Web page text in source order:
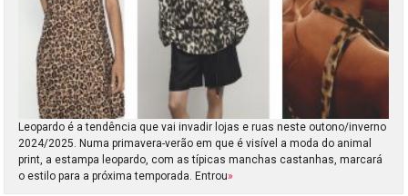
Leopardo é a tendência que vai invadir lojas e ruas neste outono/inverno
2024/2025. Numa primavera-verão em que é visível a moda do animal
print, a estampa leopardo, com as típicas manchas castanhas, marcará
o estilo para a próxima temporada. Entrou»